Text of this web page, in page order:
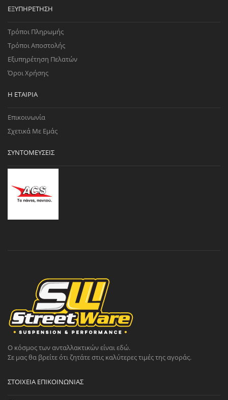
ΕΞΥΠΗΡΈΤΗΣΗ
Τρόποι Πληρωμής
Τρόποι Αποστολής
Εξυπηρέτηση Πελατών
Όροι Χρήσης
Η ΕΤΑΙΡΊΑ
Επικοινωνία
Σχετικά Με Εμάς
ΣΥΝΤΟΜΕΎΣΕΙΣ
Ο κόσμος των ανταλλακτικών είναι εδώ.
Σε μας θα βρείτε ότι ζητάτε στις καλύτερες τιμές της αγοράς.
ΣΤΟΙΧΕΊΑ ΕΠΙΚΟΙΝΩΝΊΑΣ